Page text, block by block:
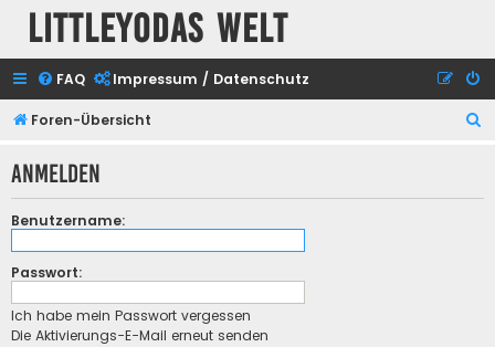
Littleyodas Welt
FAQ Impressum / Datenschutz
Foren-Übersicht
h
Anmelden
Benutzername:
Passwort:
Ich habe mein Passwort vergessen
Die Aktivierungs-E-Mail erneut senden